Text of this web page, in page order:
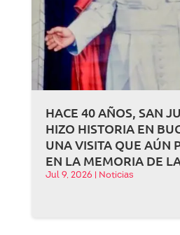
HACE 40 AÑOS, SAN
HIZO HISTORIA EN
UNA VISITA QUE AÚN
EN LA MEMORIA DE
Jul 9, 2026 Noticias